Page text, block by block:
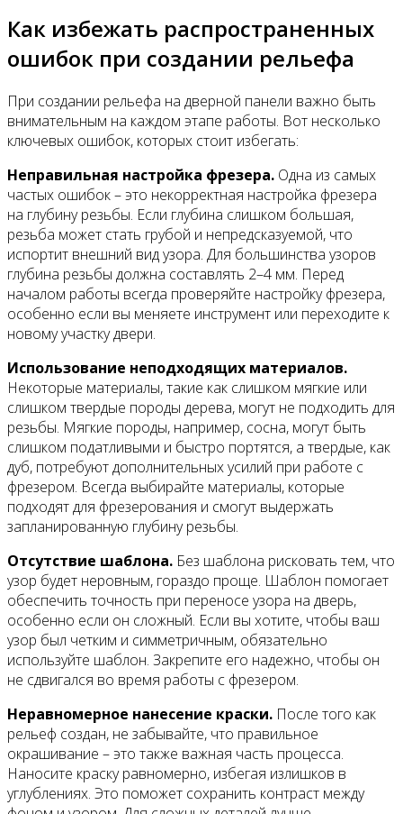
Как избежать распространенных
ошибок при создании рельефа
При создании рельефа на дверной панели важно быть
внимательным на каждом этапе работы. Вот несколько
ключевых ошибок, которых стоит избегать:
Неправильная настройка фрезера. Одна из самых
частых ошибок – это некорректная настройка фрезера
на глубину резьбы. Если глубина слишком большая,
резьба может стать грубой и непредсказуемой, что
испортит внешний вид узора. Для большинства узоров
глубина резьбы должна составлять 2–4 мм. Перед
началом работы всегда проверяйте настройку фрезера,
особенно если вы меняете инструмент или переходите к
новому участку двери.
Использование неподходящих материалов.
Некоторые материалы, такие как слишком мягкие или
слишком твердые породы дерева, могут не подходить для
резьбы. Мягкие породы, например, сосна, могут быть
слишком податливыми и быстро портятся, а твердые, как
дуб, потребуют дополнительных усилий при работе с
фрезером. Всегда выбирайте материалы, которые
подходят для фрезерования и смогут выдержать
запланированную глубину резьбы.
Отсутствие шаблона. Без шаблона рисковать тем, что
узор будет неровным, гораздо проще. Шаблон помогает
обеспечить точность при переносе узора на дверь,
особенно если он сложный. Если вы хотите, чтобы ваш
узор был четким и симметричным, обязательно
используйте шаблон. Закрепите его надежно, чтобы он
не сдвигался во время работы с фрезером.
Неравномерное нанесение краски. После того как
рельеф создан, не забывайте, что правильное
окрашивание – это также важная часть процесса.
Наносите краску равномерно, избегая излишков в
углублениях. Это поможет сохранить контраст между